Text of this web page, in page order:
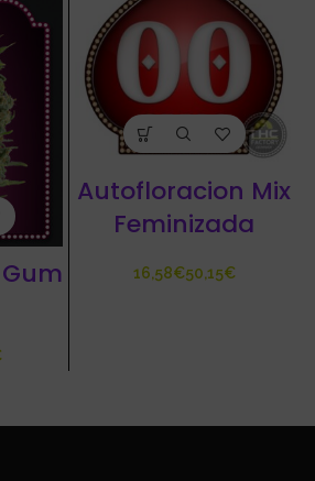
Autofloracion Mix
Feminizada
€ €